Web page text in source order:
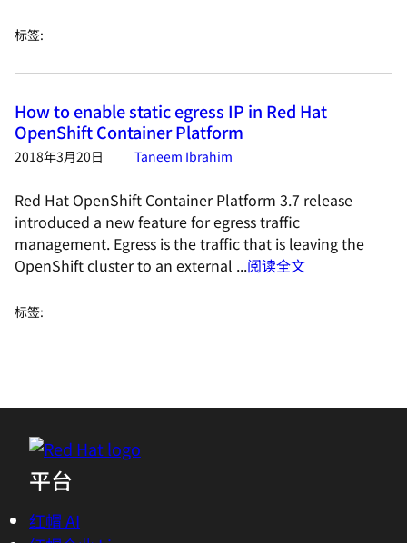
标签:
How to enable static egress IP in Red Hat
OpenShift Container Platform
2018年3月20日 Taneem Ibrahim
Red Hat OpenShift Container Platform 3.7 release
introduced a new feature for egress traffic
management. Egress is the traffic that is leaving the
OpenShift cluster to an external ...阅读全文
标签:
平台
红帽 AI